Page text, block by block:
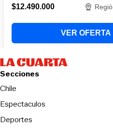
Secciones
Chile
Espectaculos
Deportes